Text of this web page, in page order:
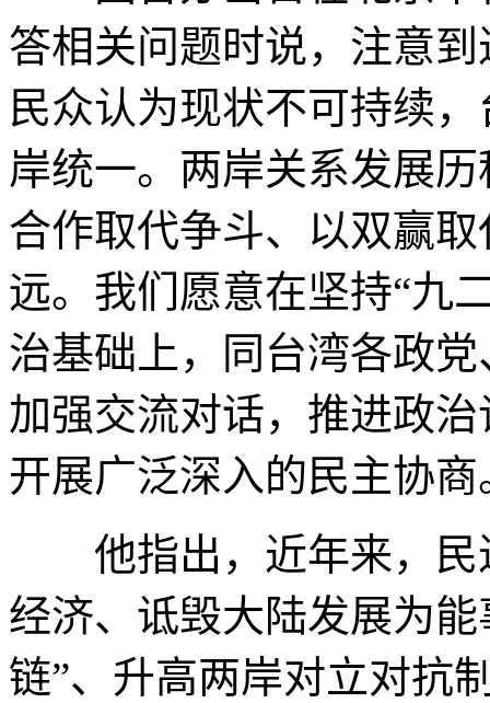
答相关问题时说，注意
民众认为现状不可持续
岸统一。两岸关系发展
合作取代争斗、以双赢
远。我们愿意在坚持“九
治基础上，同台湾各政
加强交流对话，推进政
开展广泛深入的民主协商
他指出，近年来，民
经济、诋毁大陆发展为
链”、升高两岸对立对抗